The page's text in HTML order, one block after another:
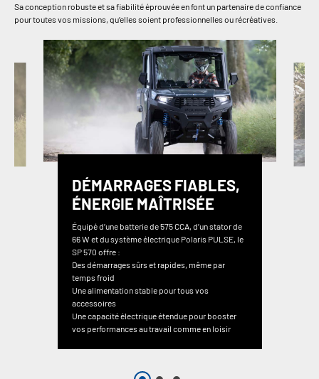
Sa conception robuste et sa fiabilité éprouvée en font un partenaire de confiance
pour toutes vos missions, qu’elles soient professionnelles ou récréatives.
DÉMARRAGES FIABLES,
ÉNERGIE MAÎTRISÉE
Équipé d’une batterie de 575 CCA, d’un stator de
66 W et du système électrique Polaris PULSE, le
SP 570 offre :
Des démarrages sûrs et rapides, même par
temps froid
Une alimentation stable pour tous vos
accessoires
Une capacité électrique étendue pour booster
vos performances au travail comme en loisir